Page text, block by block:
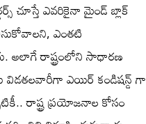
చూస్తే ఎవరికైనా మైండ్ బ్లాక్
ఎంతటి
అలాగే రాష్ట్రంలోని సాధారణ
విడతలవారీగా ఎయిర్ కండిషన్డ్ గా
రాష్ట్ర ప్రయోజనాల కోసం